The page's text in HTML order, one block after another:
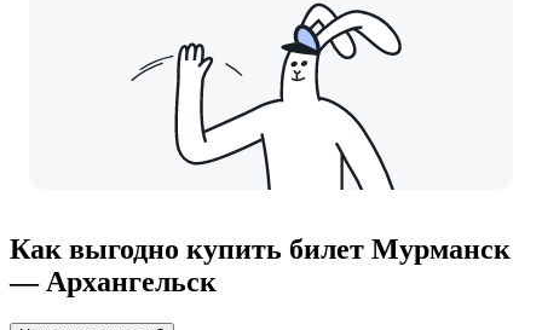
Как выгодно купить билет Мурманск
— Архангельск